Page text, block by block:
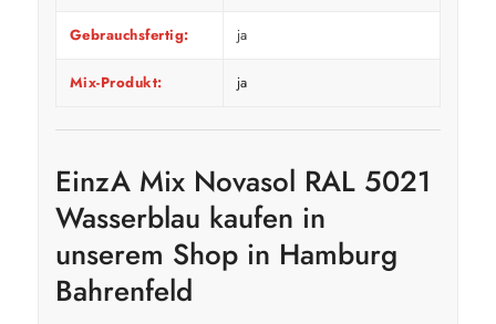
Gebrauchsfertig: ja
Mix-Produkt: ja
EinzA Mix Novasol RAL 5021
Wasserblau kaufen in
unserem Shop in Hamburg
Bahrenfeld